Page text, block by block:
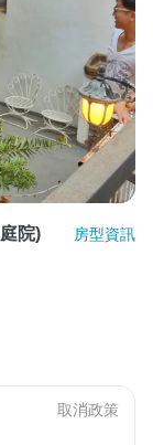
院) 房型資訊
取消政策